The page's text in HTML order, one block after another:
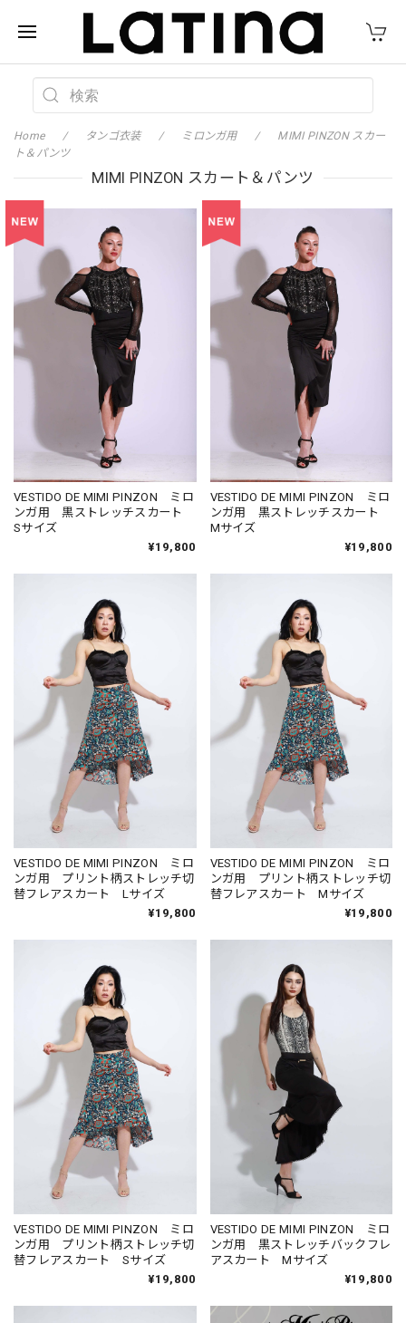
Home タンゴ衣装 ミロンガ用
MIMI PINZON スカー
ト＆パンツ
MIMI PINZON スカート＆パンツ
VESTIDO DE MIMI PINZON ミロ
ンガ用 黒ストレッチスカート
Sサイズ
¥19,800
VESTIDO DE MIMI PINZON ミロ
ンガ用 黒ストレッチスカート
Mサイズ
¥19,800
VESTIDO DE MIMI PINZON ミロ
ンガ用 プリント柄ストレッチ切
替フレアスカート Lサイズ
¥19,800
VESTIDO DE MIMI PINZON ミロ
ンガ用 プリント柄ストレッチ切
替フレアスカート Mサイズ
¥19,800
VESTIDO DE MIMI PINZON ミロ
ンガ用 プリント柄ストレッチ切
替フレアスカート Sサイズ
¥19,800
VESTIDO DE MIMI PINZON ミロ
ンガ用 黒ストレッチバックフレ
アスカート Mサイズ
¥19,800